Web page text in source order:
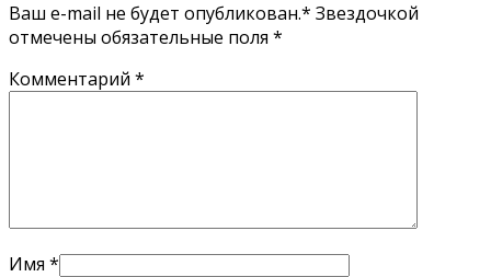
Ваш e-mail не будет опубликован.* Звездочкой
отмечены обязательные поля *
Комментарий *
Имя *